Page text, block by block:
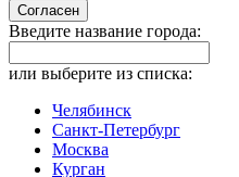
Согласен
Введите название города:
или выберите из списка:
Челябинск
Санкт-Петербург
Москва
Курган